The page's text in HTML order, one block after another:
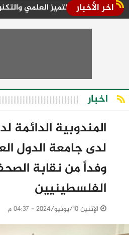
اخر الأخبار
التميز العلمي والتكنولوجي
اخبار
المندوبية
لدى جامعة الدول
وفداً من نقابة
الفلسطينيين
الإثنين 10/يونيو/2024 - 04:37 م